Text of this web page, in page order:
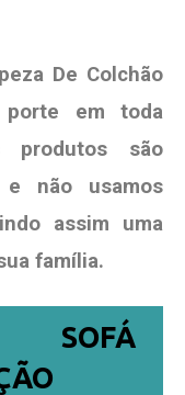
De Colchão
porte em toda
produtos são
e não usamos
assim uma
família.
SOFÁ